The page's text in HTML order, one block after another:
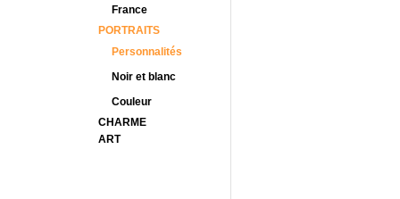
France
PORTRAITS
Personnalités
Noir et blanc
Couleur
CHARME
ART